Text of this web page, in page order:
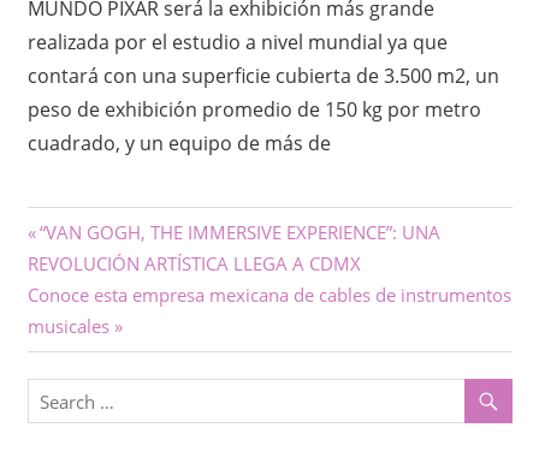
MUNDO PIXAR será la exhibición más grande
realizada por el estudio a nivel mundial ya que
contará con una superficie cubierta de 3.500 m2, un
peso de exhibición promedio de 150 kg por metro
cuadrado, y un equipo de más de
Navegación
de
entradas
Previous
Post:
“VAN GOGH, THE IMMERSIVE EXPERIENCE”: UNA
REVOLUCIÓN ARTÍSTICA LLEGA A CDMX
Next
Post:
Conoce esta empresa mexicana de cables de instrumentos
musicales